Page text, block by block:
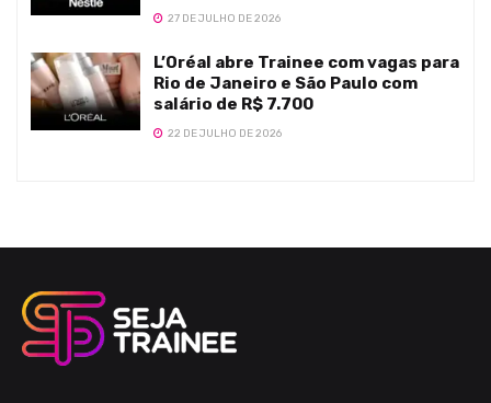
27 DE JULHO DE 2026
L’Oréal abre Trainee com vagas para
Rio de Janeiro e São Paulo com
salário de R$ 7.700
22 DE JULHO DE 2026